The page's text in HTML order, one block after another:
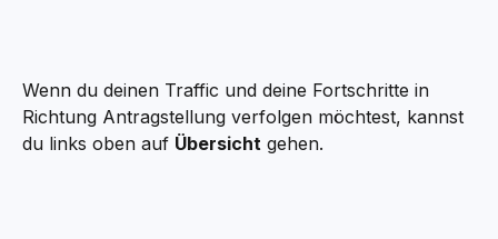
Wenn du deinen Traffic und deine Fortschritte in
Richtung Antragstellung verfolgen möchtest, kannst
du links oben auf Übersicht gehen.